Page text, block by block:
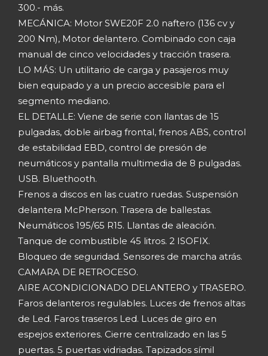
300.- más.
MECÁNICA: Motor SWE20F 2.0 naftero (136 cv y
200 Nm), Motor delantero. Combinado con caja
manual de cinco velocidades y tracción trasera.
LO MÁS: Un utilitario de carga y pasajeros muy
bien equipado y a un precio accesible para el
segmento mediano.
EL DETALLE: Viene de serie con llantas de 15
pulgadas, doble airbag frontal, frenos ABS, control
de estabilidad EBD, control de presión de
neumáticos y pantalla multimedia de 8 pulgadas.
USB. Bluethooth.
Frenos a discos en las cuatro ruedas. Suspensión
delantera McPherson. Trasera de ballestas.
Neumáticos 195/65 R15. Llantas de aleación.
Tanque de combustible 45 litros. 2 ISOFIX.
Bloqueo de seguridad. Sensores de marcha atrás.
CAMARA DE RETROCESO.
AIRE ACONDICIONADO DELANTERO y TRASERO.
Faros delanteros regulables. Luces de frenos altas
de Led. Faros traseros Led. Luces de giro en
espejos exteriores. Cierre centralizado en las 5
puertas. 5 puertas vidriadas. Tapizados símil